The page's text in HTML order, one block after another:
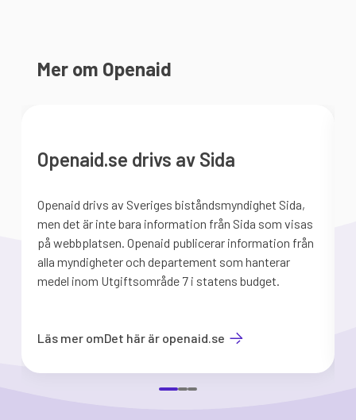
Mer om Openaid
Openaid.se drivs av Sida
Openaid drivs av Sveriges biståndsmyndighet Sida,
men det är inte bara information från Sida som visas
på webbplatsen. Openaid publicerar information från
alla myndigheter och departement som hanterar
medel inom Utgiftsområde 7 i statens budget.
Läs mer omDet här är openaid.se